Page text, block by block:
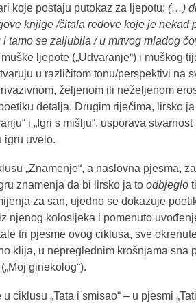
koje postaju putokaz za ljepotu: (…)
knjige /čitala redove koje je nekad
tamo se zaljubila / u mrtvog mladog
ljepote („Udvaranje“) i muškog
u različitom tonu/perspektivi na
željenom ili neželjenom
detalja. Drugim riječima, lirsko
i „Igri s mišlju“, usporava
igru uvelo.
„Znamenje“, a naslovna pjesma,
znamenja da bi lirsko ja to odbjeglo
za san, ujedno se dokazuje
njenog kolosijeka i pomenuto
tri pjesme ovog ciklusa, sve
klija, u nepreglednim krošnjama sna
ginekolog“).
ciklusu „Tata i smisao“ – u pjesmi